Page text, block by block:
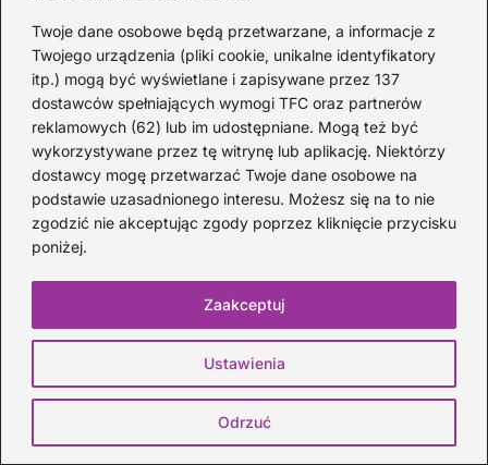
Twoje dane osobowe będą przetwarzane, a informacje z
Twojego urządzenia (pliki cookie, unikalne identyfikatory
itp.) mogą być wyświetlane i zapisywane przez 137
dostawców spełniających wymogi TFC oraz partnerów
reklamowych (62) lub im udostępniane. Mogą też być
wykorzystywane przez tę witrynę lub aplikację. Niektórzy
dostawcy mogę przetwarzać Twoje dane osobowe na
podstawie uzasadnionego interesu. Możesz się na to nie
zgodzić nie akceptując zgody poprzez kliknięcie przycisku
poniżej.
Ustawienia
Odrzuć
Zaakceptuj
Jak legalnie uzyskać dostęp do
ekskluzywnych treści Netflixa bez
własnego abonamentu?
2026-08-07